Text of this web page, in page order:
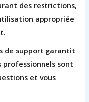
des restrictions,
appropriée
de support garantit
professionnels sont
et vous